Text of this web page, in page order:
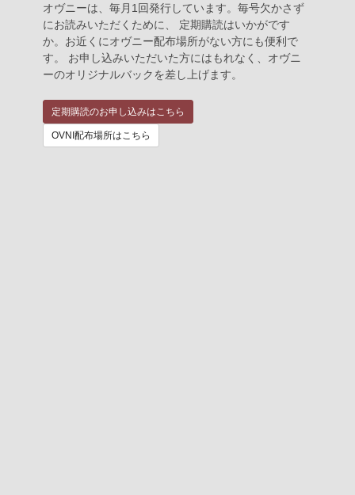
オヴニーは、毎月1回発行しています。毎号欠かさず
にお読みいただくために、 定期購読はいかがです
か。お近くにオヴニー配布場所がない方にも便利で
す。 お申し込みいただいた方にはもれなく、オヴニ
ーのオリジナルバックを差し上げます。
定期購読のお申し込みはこちら
OVNI配布場所はこちら